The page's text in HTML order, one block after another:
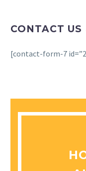
CONTACT US
[contact-form-7